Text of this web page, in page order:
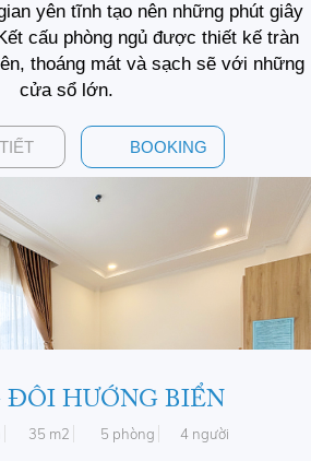
yên tĩnh tạo nên những phút giây
cấu phòng ngủ được thiết kế tràn
thoáng mát và sạch sẽ với những
cửa sổ lớn.
BOOKING
ĐÔI HƯỚNG BIỂN
35 m2 5 phòng 4 người